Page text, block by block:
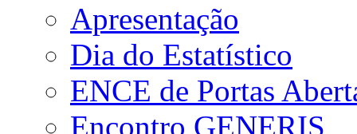
Apresentação
Dia do Estatístico
ENCE de Portas
Encontro GENERIS